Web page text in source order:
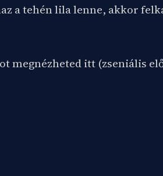
a tehén lila lenne, akkor
megnézheted itt (zseniális